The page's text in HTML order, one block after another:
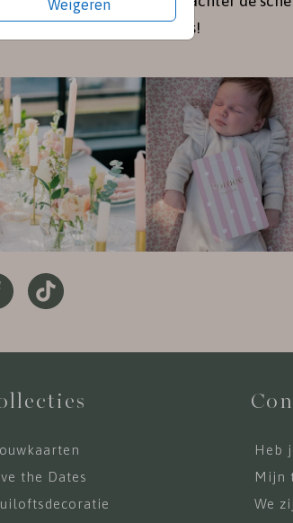
Weigeren
en geboortekaartjes!
the Dates
Heb
Mijn
We